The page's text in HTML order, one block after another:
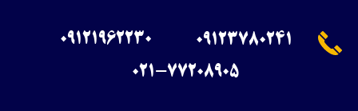
​021-77208905
09121962230 09123780241